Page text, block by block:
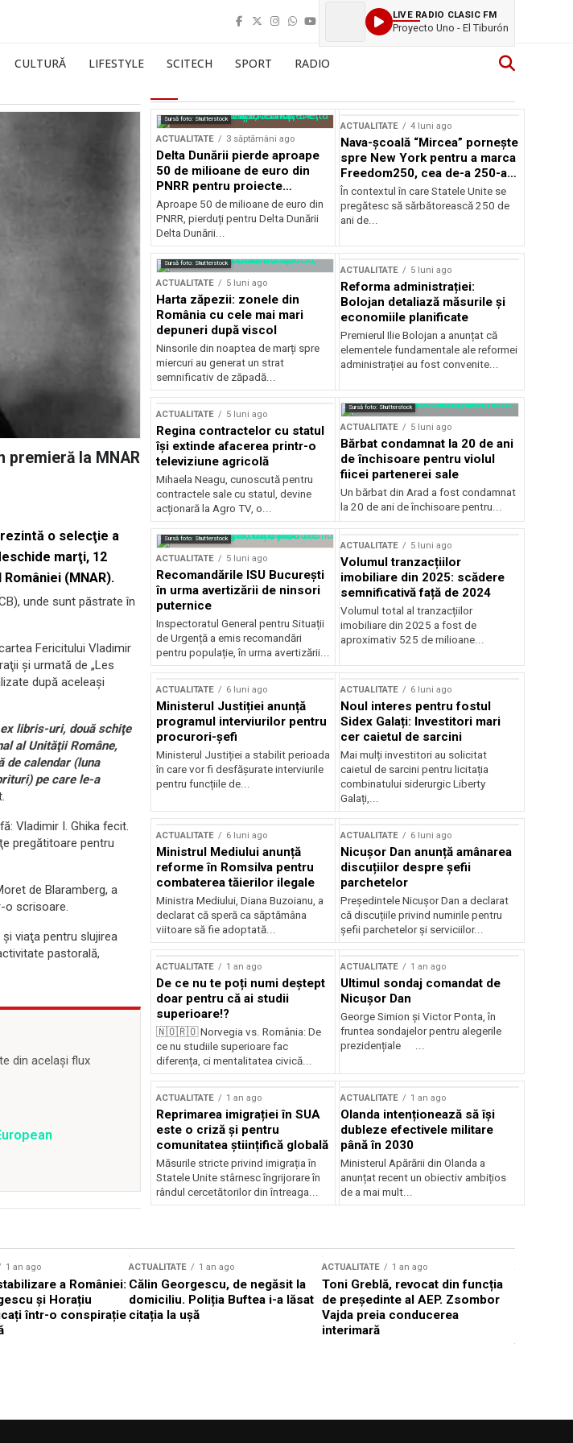
LIVE RADIO CLASIC FM
Proyecto Uno - El Tiburón
CULTURĂ LIFESTYLE SCITECH SPORT RADIO
premieră la MNAR
o selecţie a
marţi, 12
(MNAR).
unde sunt păstrate în
Fericitului Vladimir
şi urmată de „Les
după aceleaşi
libris-uri, două schiţe
al Unităţii Române,
de calendar (luna
pe care le-a
Vladimir I. Ghika fecit.
pregătitoare pentru
de Blaramberg, a
o scrisoare.
viaţa pentru slujirea
pastorală,
din același flux
Sursă foto: Shutterstock
ACTUALITATE 3 săptămâni ago
Delta Dunării pierde aproape
50 de milioane de euro din
PNRR pentru proiecte
esențiale
Aproape 50 de milioane de euro din
PNRR, pierduți pentru Delta Dunării
Delta Dunării...
ACTUALITATE 4 luni ago
Nava-școală “Mircea” pornește
spre New York pentru a marca
Freedom250, cea de-a 250-a
aniversare a Statelor Unite
În contextul în care Statele Unite se
pregătesc să sărbătorească 250 de
ani de...
Sursă foto: Shutterstock
ACTUALITATE 5 luni ago
Harta zăpezii: zonele din
România cu cele mai mari
depuneri după viscol
Ninsorile din noaptea de marți spre
miercuri au generat un strat
semnificativ de zăpadă...
ACTUALITATE 5 luni ago
Reforma administrației:
Bolojan detaliază măsurile și
economiile planificate
Premierul Ilie Bolojan a anunțat că
elementele fundamentale ale reformei
administrației au fost convenite...
ACTUALITATE 5 luni ago
Regina contractelor cu statul
își extinde afacerea printr-o
televiziune agricolă
Mihaela Neagu, cunoscută pentru
contractele sale cu statul, devine
acționară la Agro TV, o...
Sursă foto: Shutterstock
ACTUALITATE 5 luni ago
Bărbat condamnat la 20 de ani
de închisoare pentru violul
fiicei partenerei sale
Un bărbat din Arad a fost condamnat
la 20 de ani de închisoare pentru...
Sursă foto: Shutterstock
ACTUALITATE 5 luni ago
Recomandările ISU București
în urma avertizării de ninsori
puternice
Inspectoratul General pentru Situații
de Urgență a emis recomandări
pentru populație, în urma avertizării...
ACTUALITATE 5 luni ago
Volumul tranzacțiilor
imobiliare din 2025: scădere
semnificativă față de 2024
Volumul total al tranzacțiilor
imobiliare din 2025 a fost de
aproximativ 525 de milioane...
ACTUALITATE 6 luni ago
Ministerul Justiției anunță
programul interviurilor pentru
procurori-șefi
Ministerul Justiției a stabilit perioada
în care vor fi desfășurate interviurile
pentru funcțiile de...
ACTUALITATE 6 luni ago
Noul interes pentru fostul
Sidex Galați: Investitori mari
cer caietul de sarcini
Mai mulți investitori au solicitat
caietul de sarcini pentru licitația
combinatului siderurgic Liberty
Galați,...
ACTUALITATE 6 luni ago
Ministrul Mediului anunță
reforme în Romsilva pentru
combaterea tăierilor ilegale
Ministra Mediului, Diana Buzoianu, a
declarat că speră ca săptămâna
viitoare să fie adoptată...
ACTUALITATE 6 luni ago
Nicușor Dan anunță amânarea
discuțiilor despre șefii
parchetelor
Președintele Nicușor Dan a declarat
că discuțiile privind numirile pentru
șefii parchetelor și serviciilor...
ACTUALITATE 1 an ago
De ce nu te poți numi deștept
doar pentru că ai studii
superioare!?
🇳🇴🇷🇴 Norvegia vs. România: De
ce nu studiile superioare fac
diferența, ci mentalitatea civică...
ACTUALITATE 1 an ago
Ultimul sondaj comandat de
Nicușor Dan
George Simion și Victor Ponta, în
fruntea sondajelor pentru alegerile
prezidențiale ...
ACTUALITATE 1 an ago
Reprimarea imigrației în SUA
este o criză și pentru
comunitatea științifică globală
Măsurile stricte privind imigrația în
Statele Unite stârnesc îngrijorare în
rândul cercetătorilor din întreaga...
ACTUALITATE 1 an ago
Olanda intenționează să își
dubleze efectivele militare
până în 2030
Ministerul Apărării din Olanda a
anunțat recent un obiectiv ambițios
de a mai mult...
1 an ago
a României:
și Horațiu
într-o conspirație
ACTUALITATE 1 an ago
Călin Georgescu, de negăsit la
domiciliu. Poliția Buftea i-a lăsat
citația la ușă
ACTUALITATE 1 an ago
Toni Greblă, revocat din funcția
de președinte al AEP. Zsombor
Vajda preia conducerea
interimară